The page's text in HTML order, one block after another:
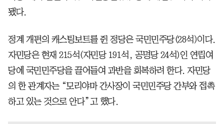
됐다.
정계 개편의 캐스팅보트를 쥔 정당은 국민민주당(28석)이다.
자민당은 현재 215석(자민당 191석, 공명당 24석)인 연립여
당에 국민민주당을 끌어들여 과반을 회복하려 한다. 자민당
의 한 관계자는 “모리야마 간사장이 국민민주당 간부와 접촉
하고 있는 것으로 안다”고 했다.